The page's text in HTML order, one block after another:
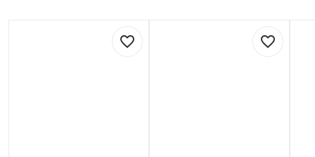
favorite_border favorite_border